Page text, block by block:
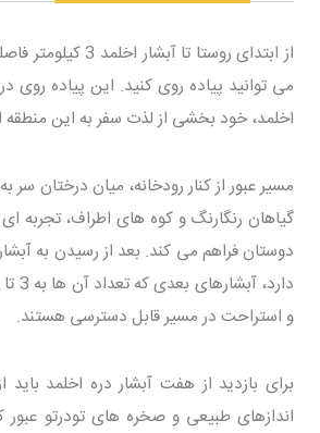
از ابتدای روستا تا
می توانید پیاده روی کنید. این پیاده روی
اخلمد، خود بخشی از لذت سفر به این
مسیر عبور از کنار رودخانه، میان درختان
گیاهان رنگارنگ و کوه های اطراف، تجربه
و استراحت در مسیر قابل دسترسی هستند.
برای بازدید از هفت آبشار دره اخلمد باید
اندازهای طبیعی و صخره های تودرتو